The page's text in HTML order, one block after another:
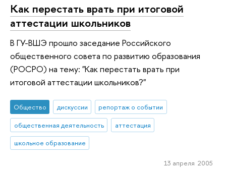
Как перестать врать при итоговой
аттестации школьников
В ГУ-ВШЭ прошло заседание Российского
общественного совета по развитию образования
(РОСРО) на тему: "Как перестать врать при
итоговой аттестации школьников?"
Общество дискуссии
репортаж о событии
общественная деятельность
аттестация
школьное образование
13 апреля 2005